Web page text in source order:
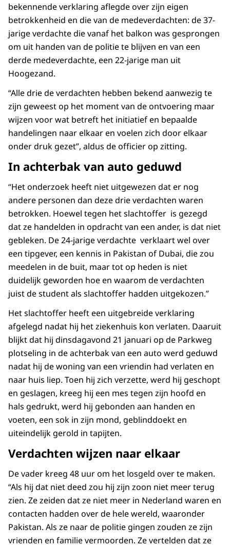
bekennende verklaring aflegde over zijn eigen
betrokkenheid en die van de medeverdachten: de 37-
jarige verdachte die vanaf het balkon was gesprongen
om uit handen van de politie te blijven en van een
derde medeverdachte, een 22-jarige man uit
Hoogezand.
“Alle drie de verdachten hebben bekend aanwezig te
zijn geweest op het moment van de ontvoering maar
wijzen voor wat betreft het initiatief en bepaalde
handelingen naar elkaar en voelen zich door elkaar
onder druk gezet”, aldus de officier op zitting.
In achterbak van auto geduwd
“Het onderzoek heeft niet uitgewezen dat er nog
andere personen dan deze drie verdachten waren
betrokken. Hoewel tegen het slachtoffer is gezegd
dat ze handelden in opdracht van een ander, is dat niet
gebleken. De 24-jarige verdachte verklaart wel over
een tipgever, een kennis in Pakistan of Dubai, die zou
meedelen in de buit, maar tot op heden is niet
duidelijk geworden hoe en waarom de verdachten
juist de student als slachtoffer hadden uitgekozen.”
Het slachtoffer heeft een uitgebreide verklaring
afgelegd nadat hij het ziekenhuis kon verlaten. Daaruit
blijkt dat hij dinsdagavond 21 januari op de Parkweg
plotseling in de achterbak van een auto werd geduwd
nadat hij de woning van een vriendin had verlaten en
naar huis liep. Toen hij zich verzette, werd hij geschopt
en geslagen, kreeg hij een mes tegen zijn hoofd en
hals gedrukt, werd hij gebonden aan handen en
voeten, een sok in zijn mond, geblinddoekt en
uiteindelijk gerold in tapijten.
Verdachten wijzen naar elkaar
De vader kreeg 48 uur om het losgeld over te maken.
“Als hij dat niet deed zou hij zijn zoon niet meer terug
zien. Ze zeiden dat ze niet meer in Nederland waren en
contacten hadden over de hele wereld, waaronder
Pakistan. Als ze naar de politie gingen zouden ze zijn
vrienden en familie vermoorden. Ze vertelden dat ze